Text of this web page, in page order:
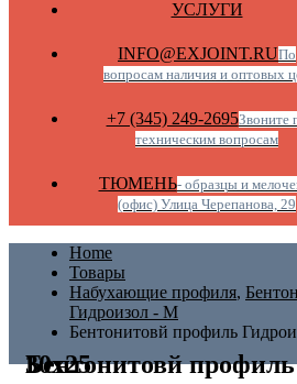
УСЛУГИ
INFO@EXJOINT.RUПо
вопросам наличия и оптовых
+7 (345) 249-2695Звоните
техническим вопросам
ТЮМЕНЬ- образцы и
(офис) Улица Черепанова, 29
Home
Товары
Набухающие профиля,
Гидроизол - М
Бентонитовй профиль
Бентонитовй профиль Гидроизол-М 30х25